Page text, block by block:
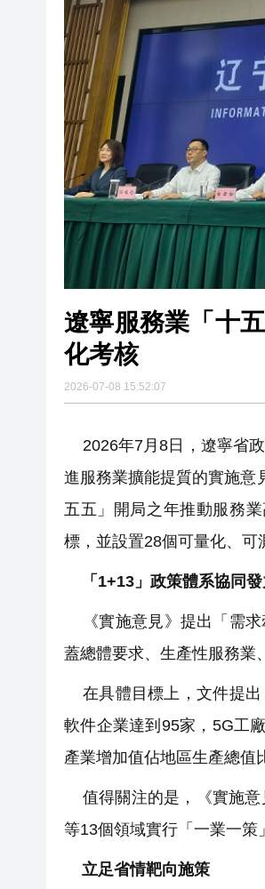
香港巾幗學
【計出新角
地區諮詢
遼寧服務業「十
化考核
2026-07-08 15:52:07
2026年7月8日，遼寧省
進服務業擴能提質的實施意
五五」開局之年推動服務
標，並設置28個可量化、可
「1+13」政策體系協同發
《實施意見》提出「需求
蓋總體要求、生產性服務業
在具體目標上，文件提出
軟件企業達到95家，5G工
產業增加值佔地區生產總值
值得關注的是，《實施意
等13個領域實行「一業一策
立足省情靶向施策